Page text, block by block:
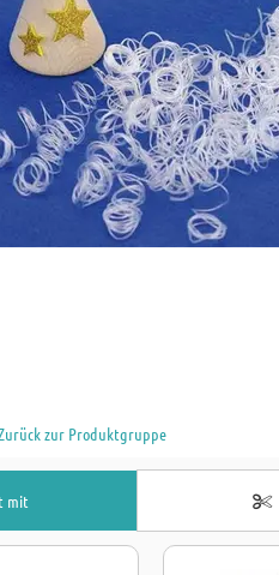
zur Produktgruppe
mit